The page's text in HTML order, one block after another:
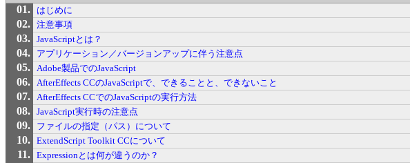
はじめに
注意事項
JavaScriptとは？
アプリケーション／バージョンアップに伴う注意点
Adobe製品でのJavaScript
AfterEffects CCのJavaScriptで、できることと、できないこと
AfterEffects CCでのJavaScriptの実行方法
JavaScript実行時の注意点
ファイルの指定（パス）について
ExtendScript Toolkit CCについて
Expressionとは何が違うのか？